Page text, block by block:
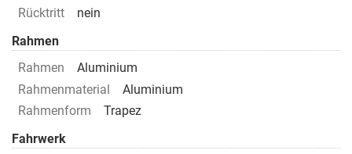
Rücktritt
nein
Rahmen
Rahmen
Aluminium
Rahmenmaterial
Aluminium
Rahmenform
Trapez
Fahrwerk